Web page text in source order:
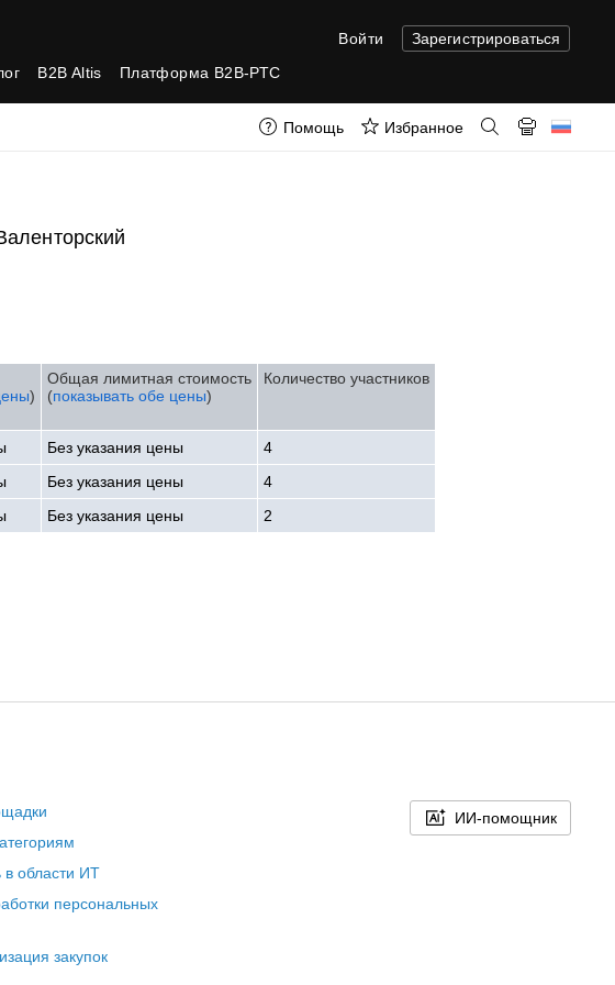
Войти
Зарегистрироваться
B2B Altis Платформа B2B-РТС
Помощь Избранное
)
Общая лимитная стоимость
(показывать обе цены)
Количество участников
Без указания цены
4
Без указания цены
4
Без указания цены 2
в области ИТ
персональных
закупок
ИИ-помощник